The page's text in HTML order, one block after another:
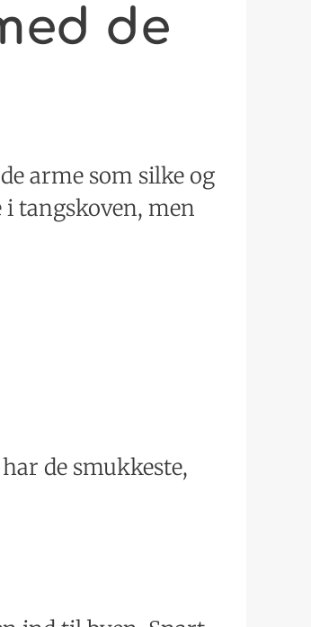
de
arme som silke og
i tangskoven, men
de smukkeste,